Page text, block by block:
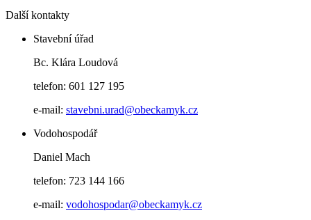
Další kontakty
Stavební úřad
Bc. Klára Loudová
telefon: 601 127 195
e-mail: stavebni.urad@obeckamyk.cz
Vodohospodář
Daniel Mach
telefon: 723 144 166
e-mail: vodohospodar@obeckamyk.cz